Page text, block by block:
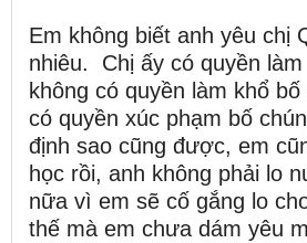
Em không biết anh yêu chị
nhiêu. Chị ấy có quyền
không có quyền làm khổ
có quyền xúc phạm bố
định sao cũng được, em
học rồi, anh không phải lo
nữa vì em sẽ cố gắng lo
thế mà em chưa dám yêu